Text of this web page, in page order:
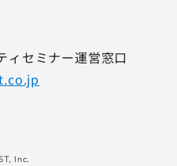
ィセミナー運営窓口
Inc.